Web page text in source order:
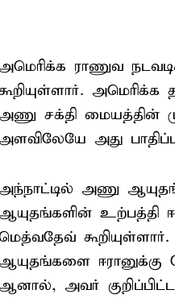
ராணுவ
சக்தி மையத்தின்
அது
அணு
உற்பத்தி
ஈரானுக்கு
அவர்